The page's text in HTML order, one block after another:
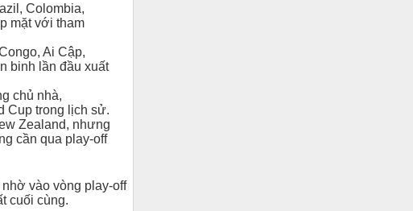
Colombia,
mặt với tham
Ai Cập,
binh lần đầu xuất
chủ nhà,
Cup trong lịch sử.
Zealand, nhưng
cần qua play-off
vào vòng play-off
cuối cùng.